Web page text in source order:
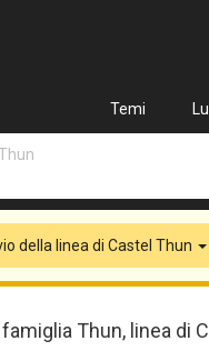
Temi
della linea di Castel Thun
famiglia Thun, linea di